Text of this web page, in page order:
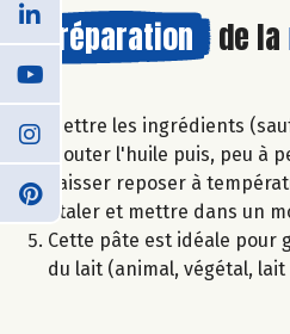
Préparation de la
Mettre les ingrédients
Ajouter l'huile puis, peu à
Laisser reposer à
Etaler et mettre dans un
Cette pâte est idéale pour
du lait (animal, végétal, lait